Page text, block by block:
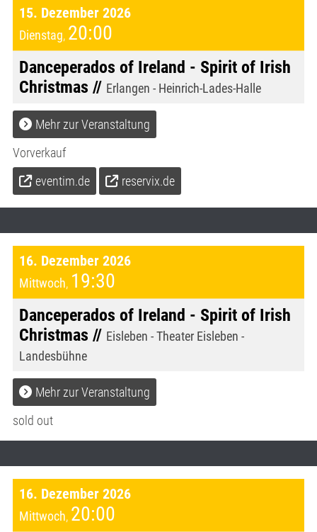
15. Dezember 2026
Dienstag, 20:00
Danceperados of Ireland - Spirit of Irish
Christmas // Erlangen - Heinrich-Lades-Halle
Mehr zur Veranstaltung
Vorverkauf
eventim.de
reservix.de
16. Dezember 2026
Mittwoch, 19:30
Danceperados of Ireland - Spirit of Irish
Christmas // Eisleben - Theater Eisleben -
Landesbühne
Mehr zur Veranstaltung
sold out
16. Dezember 2026
Mittwoch, 20:00